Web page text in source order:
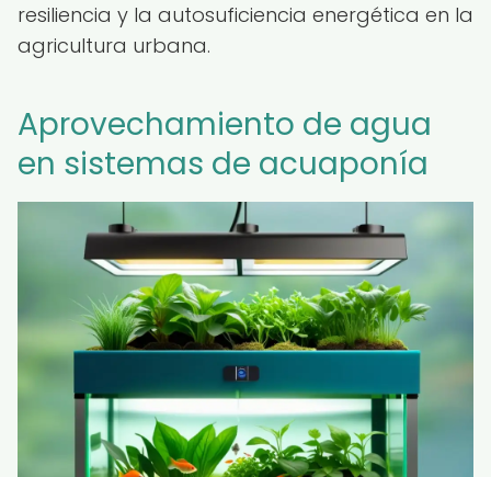
resiliencia y la autosuficiencia energética en la
agricultura urbana.
Aprovechamiento de agua
en sistemas de acuaponía